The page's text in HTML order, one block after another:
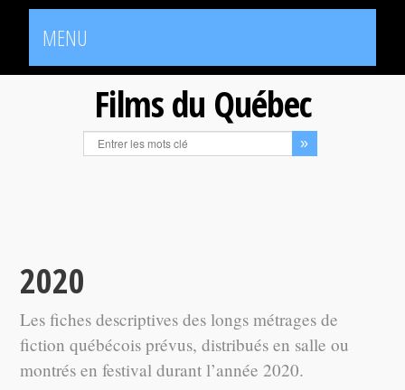
MENU
Films du Québec
2020
Les fiches descriptives des longs métrages de
fiction québécois prévus, distribués en salle ou
montrés en festival durant l’année 2020.